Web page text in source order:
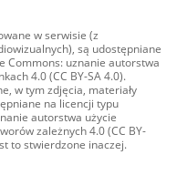
w serwisie (z
są udostępniane
Commons: uznanie autorstwa
4.0 (CC BY-SA 4.0).
w tym zdjęcia, materiały
na licencji typu
autorstwa użycie
zależnych 4.0 (CC BY-
to stwierdzone inaczej.